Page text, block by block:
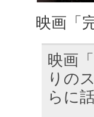
映画「
映画
りの
らに